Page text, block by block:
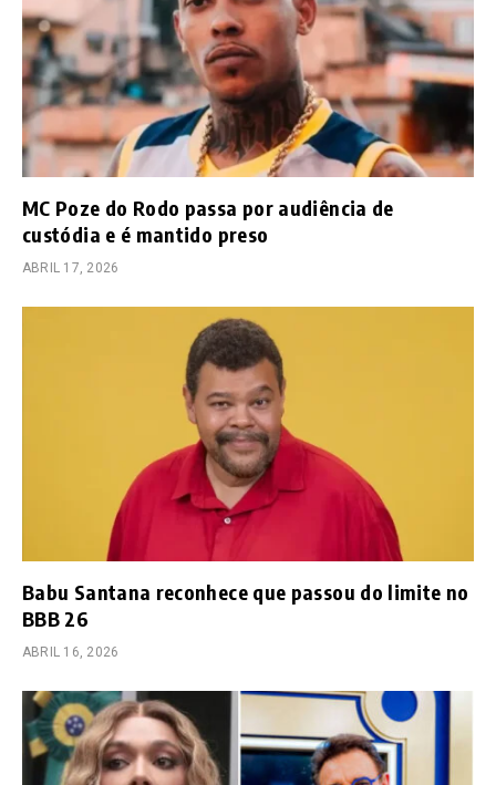
MC Poze do Rodo passa por audiência de
custódia e é mantido preso
ABRIL 17, 2026
Babu Santana reconhece que passou do limite no
BBB 26
ABRIL 16, 2026